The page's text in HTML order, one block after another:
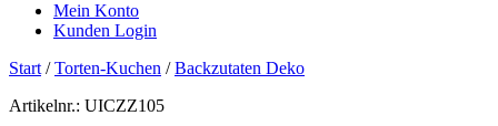
Mein Konto
Kunden Login
Start /Torten-Kuchen /Backzutaten Deko
Artikelnr.: UICZZ105